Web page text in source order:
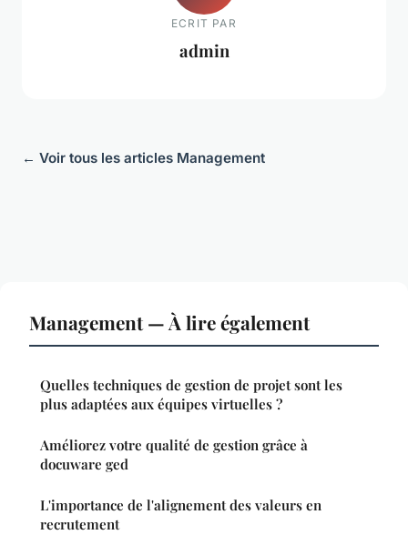
ECRIT PAR
admin
← Voir tous les articles Management
Management — À lire également
Quelles techniques de gestion de projet sont les
plus adaptées aux équipes virtuelles ?
Améliorez votre qualité de gestion grâce à
docuware ged
L'importance de l'alignement des valeurs en
recrutement